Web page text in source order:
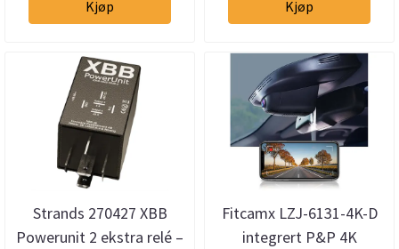
Kjøp Kjøp
Strands 270427 XBB
Powerunit 2 ekstra relé –
Fitcamx LZJ-6131-4K-D
integrert P&P 4K